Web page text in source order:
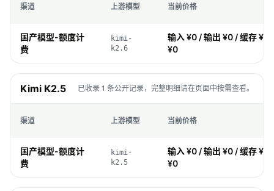
渠道 上游模型 当前价格
国产模型-额度计
费
kimi-
k2.6
输入 ¥0 / 输出 ¥0 / 缓存 ¥0
¥0
Kimi K2.5 已收录 1 条公开记录，完整明细请在页面中按需查看。
渠道 上游模型 当前价格
国产模型-额度计
费
kimi-
k2.5
输入 ¥0 / 输出 ¥0 / 缓存 ¥0
¥0